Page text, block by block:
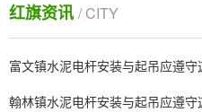
红旗资讯 / CITY
富文镇水泥电杆安装与起吊应遵守
翰林镇水泥电杆安装与起吊应遵守